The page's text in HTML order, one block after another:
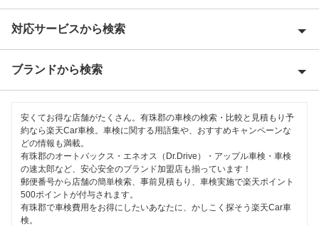
赤平市
旭川市
芦別市
網走郡
網走市
虻田郡
対応サービスから検索
優良店
早割りあり
クレジットカードOK
土日祝OK
代車あり
ブランドから検索
ENEOS
オートバックス
車検のコバック
出光興産「らくらく安心車検」
安くてお得な店舗がたくさん。有珠郡の車検の検索・比較と見積もり予
約なら楽天Car車検。車検に関する用語集や、おすすめキャンペーンな
どの情報も満載。
有珠郡のオートバックス・エネオス（Dr.Drive）・アップル車検・車検
の速太郎など、安心安全のブランド加盟店も揃っています！
郵便番号から店舗の簡単検索、事前見積もり、車検実施で楽天ポイント
500ポイントが付与されます。
有珠郡で車検費用をお得にしたいあなたに、かしこく探そう楽天Car車
検。